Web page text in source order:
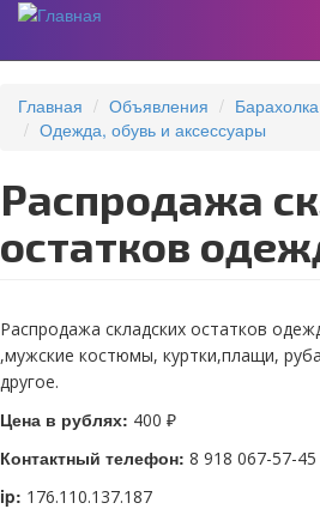
основному
содержанию
Главная Объявления
Барахолка
Одежда, обувь и аксессуары
Распродажа складских
остатков
Распродажа складских остатков
,мужские костюмы, куртки,плащи,
другое.
Цена в рублях: 400 ₽
Контактный телефон: 8 918 067-57-45
ip: 176.110.137.187